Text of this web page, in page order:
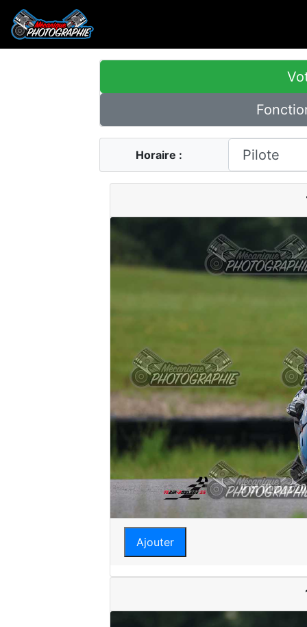
Horaire :
Ajouter